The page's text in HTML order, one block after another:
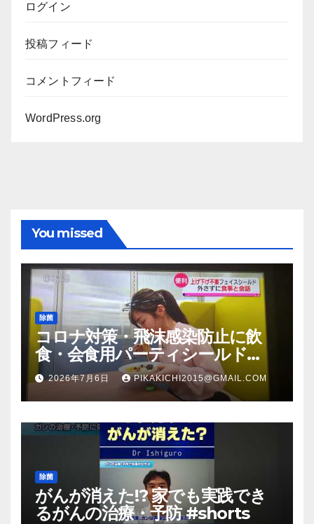
ログイン
投稿フィード
コメントフィード
WordPress.org
You missed
除菌
コロナ対策・飛沫感染防止に飲
食・会食用パーティシールド
（マスク会食代替品）ＦＢＣ福井
放送のＴＶ番組での紹介映像
2026年7月6日 PIKAKICHI2015@GMAIL.COM
除菌
がんが消えた!? 家でも実践でき
るがんの治療・予防 #shorts